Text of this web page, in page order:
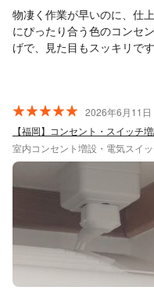
物凄く作業が早いのに、仕
にぴったり合う色のコンセ
げで、見た目もスッキリです。 作業だけでなく応対も丁寧で
潔感もあり、安心感があり
2026年6月11日
【福岡】コンセント・スイッチ
室内コンセント増設・電気スイ